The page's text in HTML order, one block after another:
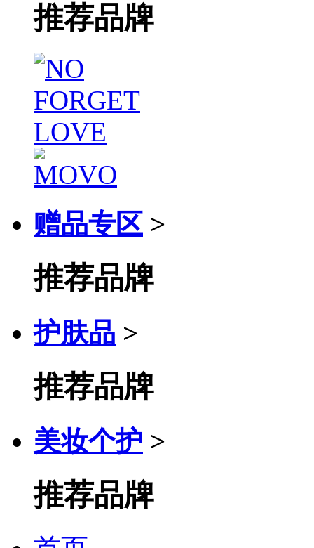
推荐品牌
赠品专区 >
推荐品牌
护肤品 >
推荐品牌
美妆个护 >
推荐品牌